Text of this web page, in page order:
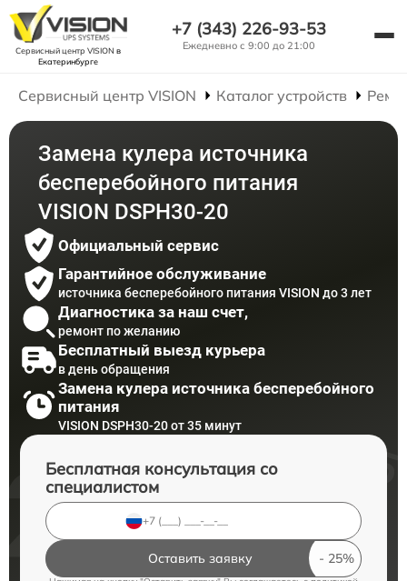
Сервисный центр VISION в
Екатеринбурге
+7 (343) 226-93-53
Ежедневно с 9:00 до 21:00
Сервисный центр VISION Каталог устройств
Замена кулера источника
бесперебойного питания
VISION DSPH30-20
Официальный сервис
Гарантийное обслуживание
источника бесперебойного питания VISION до 3 лет
Диагностика за наш счет,
ремонт по желанию
Бесплатный выезд курьера
в день обращения
Замена кулера источника бесперебойного
питания
VISION DSPH30-20 от 35 минут
Бесплатная консультация со
специалистом
Оставить заявку